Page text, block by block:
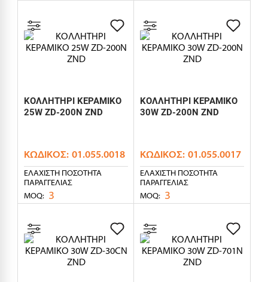
ΚΟΛΛΗΤΗΡΙ ΚΕΡΑΜΙΚΟ
25W ZD-200N ZND
ΚΩΔΙΚΌΣ: 01.055.0018
ΕΛΆΧΙΣΤΗ ΠΟΣΌΤΗΤΑ
ΠΑΡΑΓΓΕΛΊΑΣ
MOQ: 3
ΚΟΛΛΗΤΗΡΙ ΚΕΡΑΜΙΚΟ
30W ZD-200N ZND
ΚΩΔΙΚΌΣ: 01.055.0017
ΕΛΆΧΙΣΤΗ ΠΟΣΌΤΗΤΑ
ΠΑΡΑΓΓΕΛΊΑΣ
MOQ: 3